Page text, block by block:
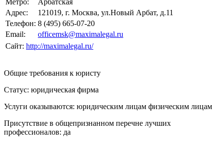
Адрес:
121019, г. Москва, ул.Новый Арбат, д.11
Телефон: 8 (495) 665-07-20
Email:
officemsk@maximalegal.ru
Сайт: http://maximalegal.ru/
Общие требования к юристу
Статус: юридическая фирма
Услуги оказываются: юридическим лицам физическим лицам
Присутствие в общепризнанном перечне лучших
профессионалов: да